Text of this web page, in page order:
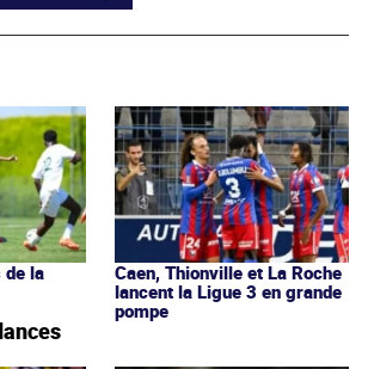
la
Caen, Thionville et La Roche
lancent la Ligue 3 en grande
pompe